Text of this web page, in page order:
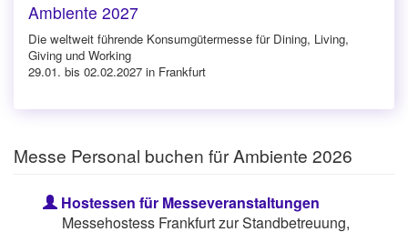
Ambiente 2027
Die weltweit führende Konsumgütermesse für Dining, Living,
Giving und Working
29.01. bis 02.02.2027 in Frankfurt
Messe Personal buchen für Ambiente 2026
Hostessen für Messeveranstaltungen
Messehostess Frankfurt zur Standbetreuung,